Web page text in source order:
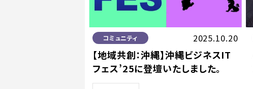
コミュニティ 2025.10.20
【地域共創：沖縄】沖縄ビジネスIT
フェス’25に登壇いたしました。